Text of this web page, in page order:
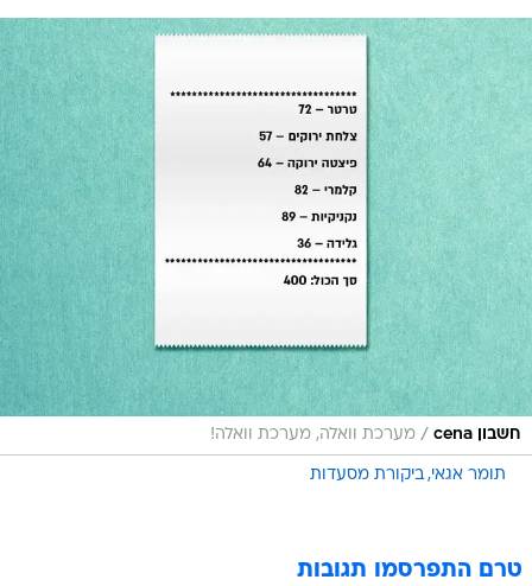
חשבון cena / מערכת וואלה, מערכת וואלה!
תומר אגאי ביקורת מסעדות
טרם התפרסמו תגובות